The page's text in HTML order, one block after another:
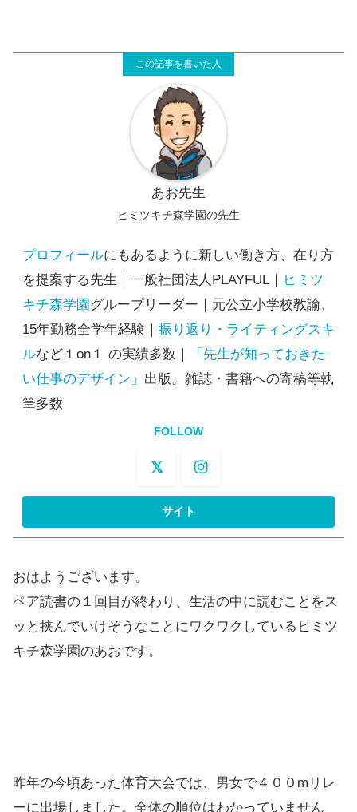
あお先生
ヒミツキチ森学園の先生
プロフィールにもあるように新しい働き方、在り方
を提案する先生｜一般社団法人PLAYFUL｜ ヒミツ
キチ森学園 グループリーダー｜元公立小学校教諭、
15年勤務全学年経験｜ 振り返り・ライティングスキ
ルなど１on１ の実績多数｜
「先生が知っておきた
い仕事のデザイン」 出版。雑誌・書籍への寄稿等執
筆多数
FOLLOW
おはようございます。
ペア読書の１回目が終わり、生活の中に読むことをス
ッと挟んでいけそうなことにワクワクしているヒミツ
キチ森学園のあおです。
昨年の今頃あった体育大会では、男女で４００mリレ
ーに出場しました。全体の順位はわかっていません